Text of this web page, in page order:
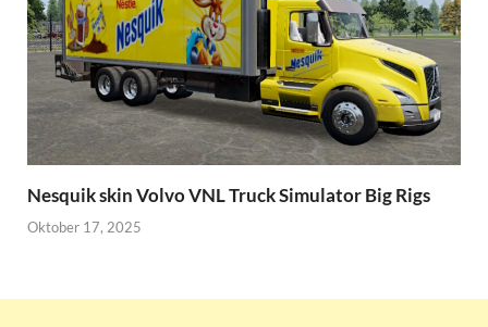
Nesquik skin Volvo VNL Truck Simulator Big Rigs
Oktober 17, 2025